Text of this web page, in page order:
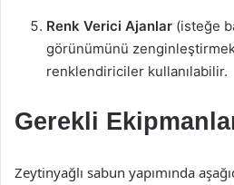
Renk Verici Ajanlar (isteğe
görünümünü
renklendiriciler kullanılabilir.
Gerekli
Zeytinyağlı sabun yapımında